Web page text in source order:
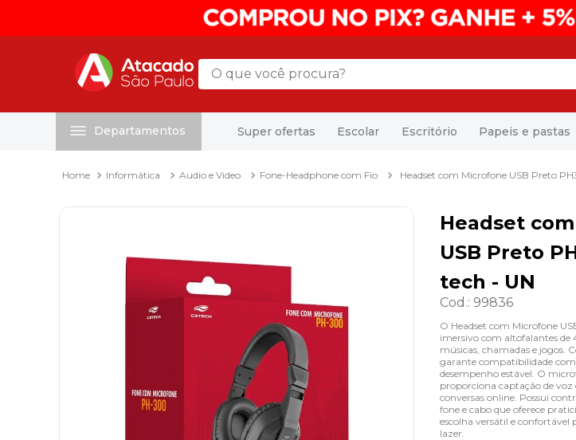
O que você procura?
Departamentos Super ofertas Escolar Escritório Papeis e pastas
Informática Audio e Video Fone-Headphone com Fio Headset com Microfone USB Preto
Headset
USB Preto
tech - UN
Cod.: 99836
O Headset com Microfone
imersivo com altofalantes de
músicas, chamadas e jogos.
garante compatibilidade com
desempenho estável. O
proporciona captação de voz
conversas online. Possui
fone e cabo que oferece
escolha versátil e confortável
lazer.
papel toalha